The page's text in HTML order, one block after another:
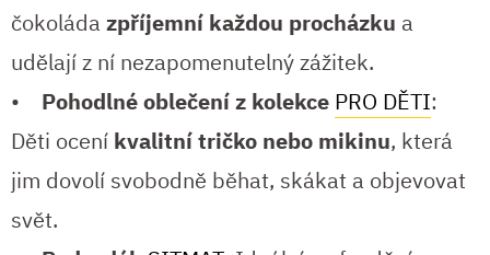
čokoláda zpříjemní každou procházku a
udělají z ní nezapomenutelný zážitek.
•
Pohodlné oblečení z kolekce PRO DĚTI:
Děti ocení kvalitní tričko nebo mikinu, která
jim dovolí svobodně běhat, skákat a objevovat
svět.